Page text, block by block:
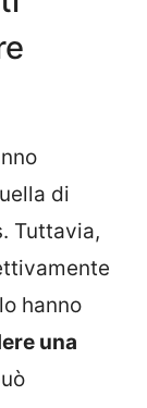
di
Tuttavia,
hanno
una